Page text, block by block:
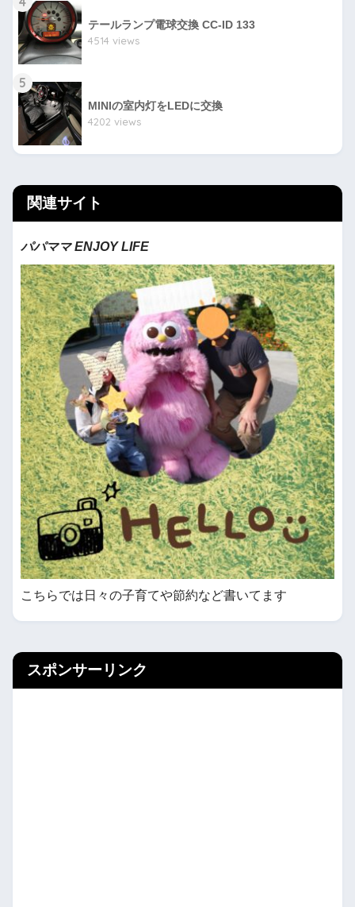
テールランプ電球交換 CC-ID 133
4514 views
5
MINIの室内灯をLEDに交換
4202 views
関連サイト
パパママ ENJOY LIFE
こちらでは日々の子育てや節約など書いてます
スポンサーリンク